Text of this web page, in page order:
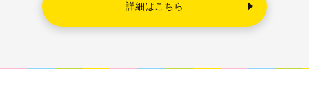
詳細はこちら